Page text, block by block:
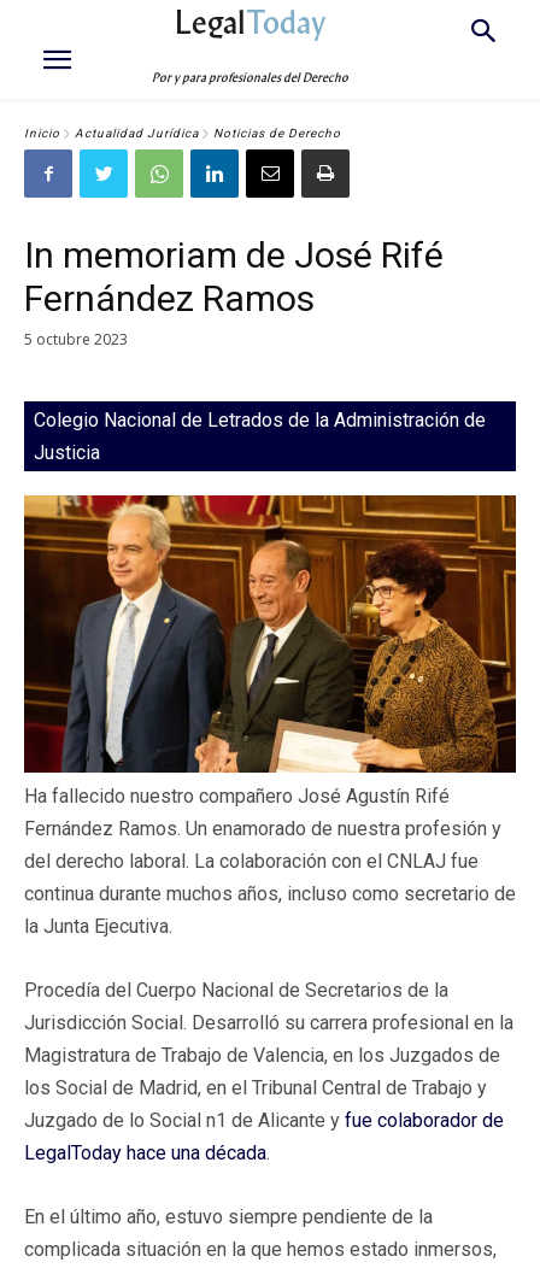
LegalToday
Por y para profesionales del Derecho
Inicio Actualidad Jurídica Noticias de Derecho
In memoriam de José Rifé
Fernández Ramos
5 octubre 2023
Colegio Nacional de Letrados de la Administración de
Justicia
Ha fallecido nuestro compañero José Agustín Rifé
Fernández Ramos. Un enamorado de nuestra profesión y
del derecho laboral. La colaboración con el CNLAJ fue
continua durante muchos años, incluso como secretario de
la Junta Ejecutiva.
Procedía del Cuerpo Nacional de Secretarios de la
Jurisdicción Social. Desarrolló su carrera profesional en la
Magistratura de Trabajo de Valencia, en los Juzgados de
los Social de Madrid, en el Tribunal Central de Trabajo y
Juzgado de lo Social n1 de Alicante y fue colaborador de
LegalToday hace una década.
En el último año, estuvo siempre pendiente de la
complicada situación en la que hemos estado inmersos,